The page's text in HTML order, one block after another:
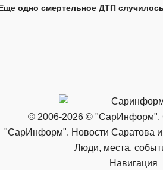
одно смертельное ДТП
© 2006-2026 © "СарИнформ".
"СарИнформ". Новости Саратова и
Люди, места,
Навигация